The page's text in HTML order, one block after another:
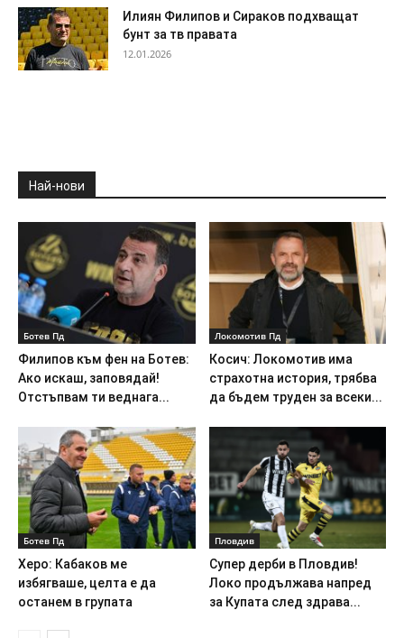
Илиян Филипов и Сираков подхващат
бунт за тв правата
12.01.2026
Най-нови
Ботев Пд
Филипов към фен на Ботев:
Ако искаш, заповядай!
Отстъпвам ти веднага...
Локомотив Пд
Косич: Локомотив има
страхотна история, трябва
да бъдем труден за всеки...
Ботев Пд
Херо: Кабаков ме
избягваше, целта е да
останем в групата
Пловдив
Супер дерби в Пловдив!
Локо продължава напред
за Купата след здрава...